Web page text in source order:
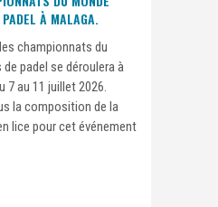
À MALAGA.
championnats du
padel se déroulera à
7 au 11 juillet 2026.
la composition de la
lice pour cet événement